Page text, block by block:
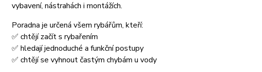
vybavení, nástrahách i montážích.
Poradna je určená všem rybářům, kteří:
✅ chtějí začít s rybařením
✅ hledají jednoduché a funkční postupy
✅ chtějí se vyhnout častým chybám u vody